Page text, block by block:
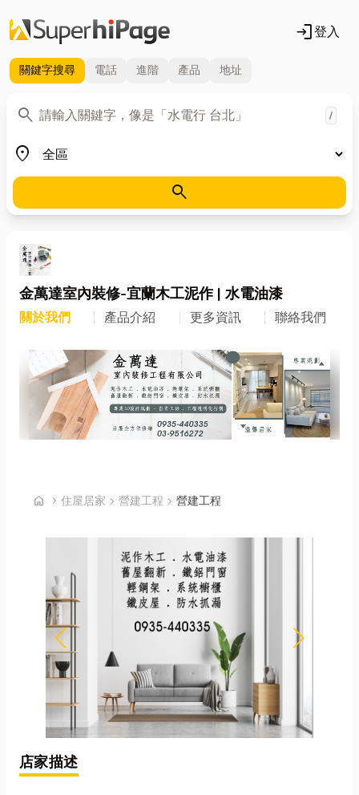
login登入
關鍵字搜尋 電話 進階 產品 地址
search
關鍵字 /
place
地區
search
金萬達室內裝修-宜蘭木工泥作 | 水電油漆
關於我們 產品介紹 更多資訊 聯絡我們
home chevron_right 首頁
住屋居家 chevron_right 營建工程 chevron_right 營建工程
店家描述